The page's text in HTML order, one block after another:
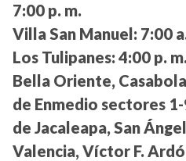
7:00 p. m.
Villa San Manuel: 7:00
Los Tulipanes: 4:00 p.
Bella Oriente,
de Enmedio sectores
de Jacaleapa, San
Valencia, Víctor F.